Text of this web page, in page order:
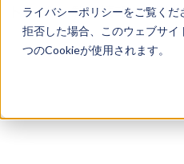
ライバシーポリシーをご覧くだ
拒否した場合、このウェブサ
つのCookieが使用されます。
トップ 製品情報 資材